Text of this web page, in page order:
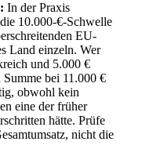
In der Praxis
10.000-€-Schwelle
EU-
Land einzeln. Wer
und 5.000 €
bei 11.000 €
obwohl kein
eine der früher
hätte. Prüfe
nicht die